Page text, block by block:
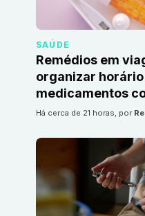
SAÚDE
Remédios em
organizar
medicamentos
há cerca de 21 horas, por